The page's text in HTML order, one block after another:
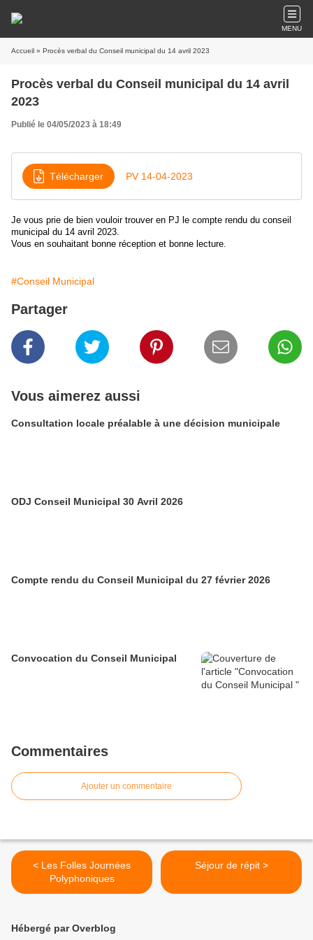
MENU
Accueil » Procès verbal du Conseil municipal du 14 avril 2023
Procès verbal du Conseil municipal du 14 avril
2023
Publié le 04/05/2023 à 18:49
Télécharger PV 14-04-2023
Je vous prie de bien vouloir trouver en PJ le compte rendu du conseil
municipal du 14 avril 2023.
Vous en souhaitant bonne réception et bonne lecture.
#Conseil Municipal
Partager
Vous aimerez aussi
Consultation locale préalable à une décision municipale
ODJ Conseil Municipal 30 Avril 2026
Compte rendu du Conseil Municipal du 27 février 2026
Convocation du Conseil Municipal
Commentaires
Ajouter un commentaire
< Les Folles Journées
Polyphoniques
Séjour de répit >
Hébergé par Overblog